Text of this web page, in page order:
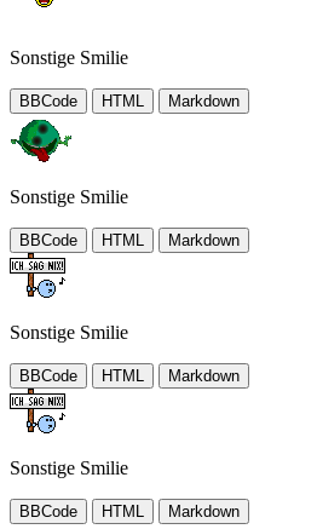
Sonstige Smilie
BBCode HTML Markdown
Sonstige Smilie
BBCode HTML Markdown
Sonstige Smilie
BBCode HTML Markdown
Sonstige Smilie
BBCode HTML Markdown